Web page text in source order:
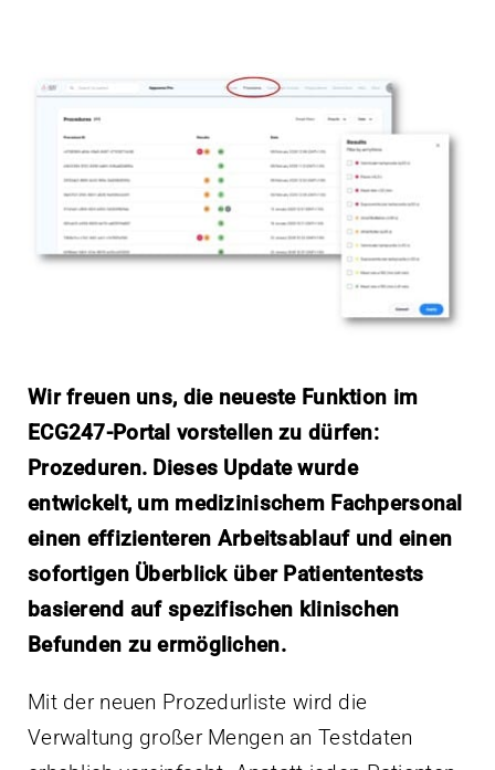
Wir freuen uns, die neueste Funktion im
ECG247-Portal vorstellen zu dürfen:
Prozeduren. Dieses Update wurde
entwickelt, um medizinischem Fachpersonal
einen effizienteren Arbeitsablauf und einen
sofortigen Überblick über Patiententests
basierend auf spezifischen klinischen
Befunden zu ermöglichen.
Mit der neuen Prozedurliste wird die
Verwaltung großer Mengen an Testdaten